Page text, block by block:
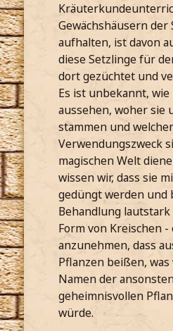
Gewächshäusern der
aufhalten, ist davon
diese Setzlinge für
dort gezüchtet und
Es ist unbekannt,
aussehen, woher sie
stammen und
Verwendungszweck
magischen Welt
wissen wir, dass sie
gedüngt werden und
Behandlung
Form von Kreischen
anzunehmen, dass
Pflanzen beißen,
Namen der
geheimnisvollen
würde.